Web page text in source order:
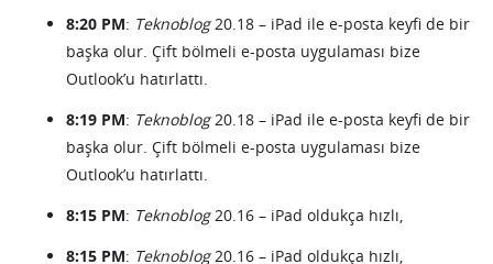
8:20 PM: Teknoblog20.18 – iPad ile e-posta keyfi de bir
başka olur. Çift bölmeli e-posta uygulaması bize
Outlook’u hatırlattı.
8:19 PM: Teknoblog20.18 – iPad ile e-posta keyfi de bir
başka olur. Çift bölmeli e-posta uygulaması bize
Outlook’u hatırlattı.
8:15 PM: Teknoblog20.16 – iPad oldukça hızlı,
8:15 PM: Teknoblog20.16 – iPad oldukça hızlı,